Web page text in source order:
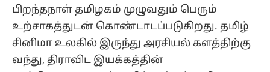
பிறந்தநாள் தமிழகம் முழுவதும் பெரும்
உற்சாகத்துடன் கொண்டாடப்படுகிறது. தமிழ்
சினிமா உலகில் இருந்து அரசியல் களத்திற்கு
வந்து, திராவிட இயக்கத்தின்